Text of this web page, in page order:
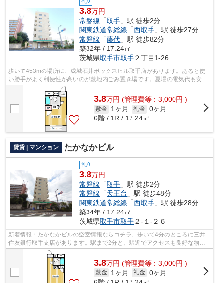
3.8万円
常磐線 「取手 」駅 徒歩2分
関東鉄道常総線 「西取手 」駅 徒歩27分
常磐線 「藤代 」駅 徒歩82分
築32年 / 17.24㎡
茨城県取手市取手２丁目1-26
歩いて453mの場所に、成城石井ボックスヒル取手店があります。あると使
い勝手がよく利便性が高いのが敷地内ごみ置き場です。夏場の電気代も安く
抑えられる通風良好で快適な物件です。...
3.8万円 (管理費等：3,000円 )
敷金 1ヶ月 礼金 0ヶ月
6階 / 1R / 17.24㎡
賃貸 | マンション たかなかビル
礼0
3.8万円
常磐線 「取手 」駅 徒歩2分
常磐線 「天王台 」駅 徒歩48分
関東鉄道常総線 「西取手 」駅 徒歩28分
築34年 / 17.24㎡
茨城県取手市取手２-１-２６
新着情報：たかなかビルの空室情報ならコチラ。歩いて4分のところに三井
住友銀行取手支店があります。駅まで2分と、駅近でアクセスも良好な物件
です。2沿線利用ができる、交通の便の良...
3.8万円 (管理費等：3,000円 )
敷金 1ヶ月 礼金 0ヶ月